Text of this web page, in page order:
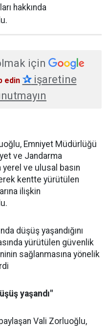
hakkında
için
edin ✰işaretine
Emniyet Müdürlüğü
ve Jandarma
yerel ve ulusal basın
kentte yürütülen
ilişkin
düşüş yaşandığını
yürütülen güvenlik
sağlanmasına yönelik
yaşandı"
Vali Zorluoğlu,